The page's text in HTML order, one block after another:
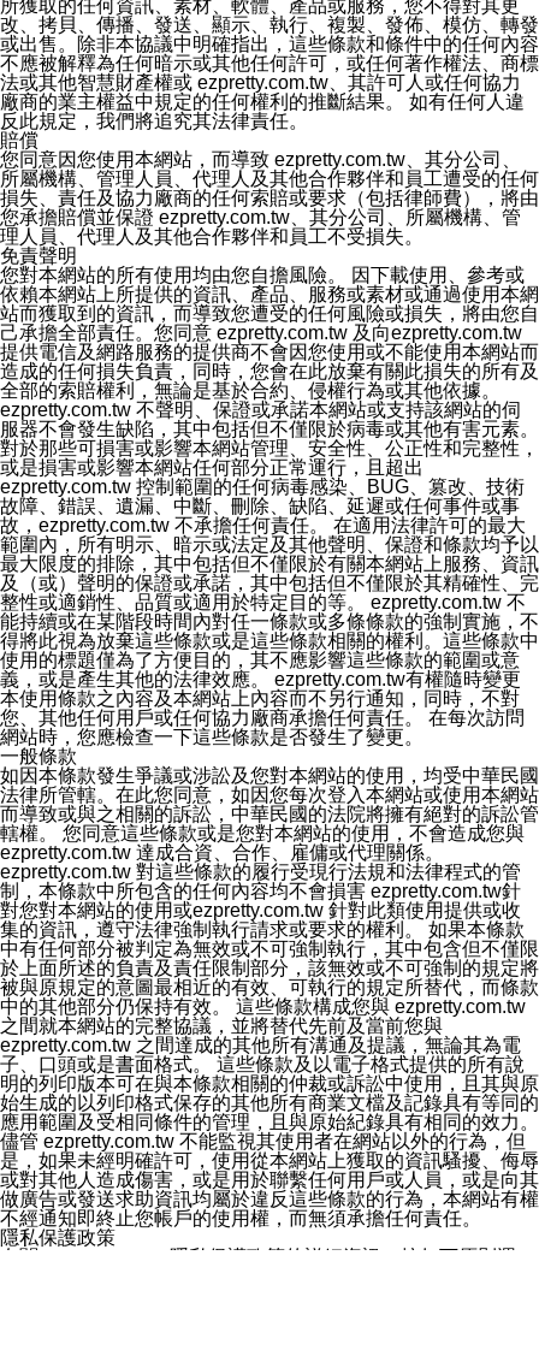
出帳號。若您是與他人共享電腦或使用公共電腦，切記要
關閉瀏覽器視窗，以防止他人讀取您的個人資料、信件或
進入所機關管理區。
十四、傳送宣傳本站資訊或電子郵件之政策
您同意本公司網站，透過您所提供的郵件地址與您取得聯
絡並傳送或宣傳本網站各項服務之資料或電子郵件供您參
考。您能依照該資料或電子郵件所指示之方法、說明或功
能連結，隨時停止接收這些資料或電子郵件。
十五、訊息通知
本公司/本服務將以通知型訊息傳送重要訊息給您。即使未
加入本公司/本服務好友，您仍可接收到通知型訊息。
本公司/本服務傳送之通知型訊息以對您有效且重要的訊息
為限，以廣告或其他目的的訊息皆不會被傳送。滿足以下
三個條件者，將可收到通知型訊息。
1.LINE 帳號設定的電話號碼與本公司/本服務所傳來的電
話號碼比對相符。
2.該 LINE 帳號已在 LINE APP 設定中，同意接收通知型
訊息。
3.LINE 帳號未封鎖傳送訊息之 LINE 官方帳號。
欲變更通知型訊息的設定，操作如下：
1.點選「主頁」＞「設定」
2.點選「隱私設定」
3.點選「提供使用資料」
4.點選「LINE通知型訊息」
5.開關「接收LINE通知型訊息」
❗️關閉「接收通知型訊息」後，將不會接收到來自任何企業
官方帳號或認證官方帳號的通知型訊息。
所獲取的任何資訊、素材、軟體、產品或服務，您不得對其更
改、拷貝、傳播、發送、顯示、執行、複製、發佈、模仿、轉發
或出售。除非本協議中明確指出，這些條款和條件中的任何內容
不應被解釋為任何暗示或其他任何許可，或任何著作權法、商標
法或其他智慧財產權或 ezpretty.com.tw、其許可人或任何協力
廠商的業主權益中規定的任何權利的推斷結果。 如有任何人違
反此規定，我們將追究其法律責任。
賠償
您同意因您使用本網站，而導致 ezpretty.com.tw、其分公司、
所屬機構、管理人員、代理人及其他合作夥伴和員工遭受的任何
損失、責任及協力廠商的任何索賠或要求（包括律師費），將由
您承擔賠償並保證 ezpretty.com.tw、其分公司、所屬機構、管
理人員、代理人及其他合作夥伴和員工不受損失。
免責聲明
您對本網站的所有使用均由您自擔風險。 因下載使用、參考或
依賴本網站上所提供的資訊、產品、服務或素材或通過使用本網
站而獲取到的資訊，而導致您遭受的任何風險或損失，將由您自
己承擔全部責任。您同意 ezpretty.com.tw 及向ezpretty.com.tw
提供電信及網路服務的提供商不會因您使用或不能使用本網站而
造成的任何損失負責，同時，您會在此放棄有關此損失的所有及
全部的索賠權利，無論是基於合約、侵權行為或其他依據。
ezpretty.com.tw 不聲明、保證或承諾本網站或支持該網站的伺
服器不會發生缺陷，其中包括但不僅限於病毒或其他有害元素。
對於那些可損害或影響本網站管理、安全性、公正性和完整性，
或是損害或影響本網站任何部分正常運行，且超出
ezpretty.com.tw 控制範圍的任何病毒感染、BUG、篡改、技術
故障、錯誤、遺漏、中斷、刪除、缺陷、延遲或任何事件或事
故，ezpretty.com.tw 不承擔任何責任。 在適用法律許可的最大
範圍內，所有明示、暗示或法定及其他聲明、保證和條款均予以
最大限度的排除，其中包括但不僅限於有關本網站上服務、資訊
及（或）聲明的保證或承諾，其中包括但不僅限於其精確性、完
整性或適銷性、品質或適用於特定目的等。 ezpretty.com.tw 不
能持續或在某階段時間內對任一條款或多條條款的強制實施，不
得將此視為放棄這些條款或是這些條款相關的權利。這些條款中
使用的標題僅為了方便目的，其不應影響這些條款的範圍或意
義，或是產生其他的法律效應。 ezpretty.com.tw有權隨時變更
本使用條款之內容及本網站上內容而不另行通知，同時，不對
您、其他任何用戶或任何協力廠商承擔任何責任。 在每次訪問
網站時，您應檢查一下這些條款是否發生了變更。
一般條款
如因本條款發生爭議或涉訟及您對本網站的使用，均受中華民國
法律所管轄。在此您同意，如因您每次登入本網站或使用本網站
而導致或與之相關的訴訟，中華民國的法院將擁有絕對的訴訟管
轄權。 您同意這些條款或是您對本網站的使用，不會造成您與
ezpretty.com.tw 達成合資、合作、雇傭或代理關係。
ezpretty.com.tw 對這些條款的履行受現行法規和法律程式的管
制，本條款中所包含的任何內容均不會損害 ezpretty.com.tw針
對您對本網站的使用或ezpretty.com.tw 針對此類使用提供或收
集的資訊，遵守法律強制執行請求或要求的權利。 如果本條款
中有任何部分被判定為無效或不可強制執行，其中包含但不僅限
於上面所述的負責及責任限制部分，該無效或不可強制的規定將
被與原規定的意圖最相近的有效、可執行的規定所替代，而條款
中的其他部分仍保持有效。 這些條款構成您與 ezpretty.com.tw
之間就本網站的完整協議，並將替代先前及當前您與
ezpretty.com.tw 之間達成的其他所有溝通及提議，無論其為電
子、口頭或是書面格式。 這些條款及以電子格式提供的所有說
明的列印版本可在與本條款相關的仲裁或訴訟中使用，且其與原
始生成的以列印格式保存的其他所有商業文檔及記錄具有等同的
應用範圍及受相同條件的管理，且與原始紀錄具有相同的效力。
儘管 ezpretty.com.tw 不能監視其使用者在網站以外的行為，但
是，如果未經明確許可，使用從本網站上獲取的資訊騷擾、侮辱
或對其他人造成傷害，或是用於聯繫任何用戶或人員，或是向其
做廣告或發送求助資訊均屬於違反這些條款的行為，本網站有權
不經通知即終止您帳戶的使用權，而無須承擔任何責任。
隱私保護政策
有關ezpretty.com.tw隱私保護政策的詳細資訊，按如下原則運